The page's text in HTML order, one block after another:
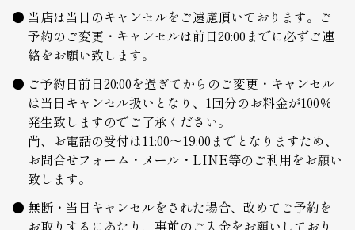
当店は当日のキャンセルをご遠慮頂いております。ご
予約のご変更・キャンセルは前日20:00までに必ずご連
絡をお願い致します。
ご予約日前日20:00を過ぎてからのご変更・キャンセル
は当日キャンセル扱いとなり、1回分のお料金が100％
発生致しますのでご了承ください。
尚、お電話の受付は11:00～19:00までとなりますため、
お問合せフォーム・メール・LINE等のご利用をお願い
致します。
無断・当日キャンセルをされた場合、改めてご予約を
お取りするにあたり、事前のご入金をお願いしており